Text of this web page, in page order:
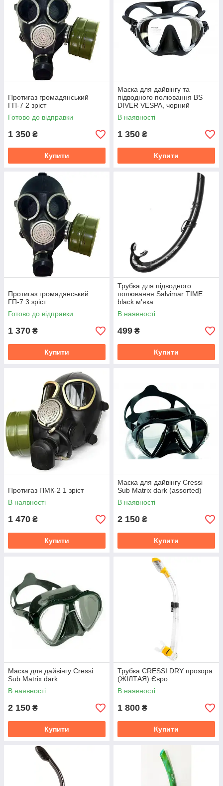
Протигаз громадянський
ГП-7 2 зріст
Готово до відправки
1 350 ₴
Купити
Маска для дайвінгу та
підводного полювання BS
DIVER VESPA, чорний
силікон, моноскло,
безрамкова
В наявності
1 350 ₴
Купити
Протигаз громадянський
ГП-7 3 зріст
Готово до відправки
1 370 ₴
Купити
Трубка для підводного
полювання Salvimar TIME
black м'яка
В наявності
499 ₴
Купити
Протигаз ПМК-2 1 зріст
В наявності
1 470 ₴
Купити
Маска для дайвінгу Cressi
Sub Matrix dark (assorted)
В наявності
2 150 ₴
Купити
Маска для дайвінгу Cressi
Sub Matrix dark
В наявності
2 150 ₴
Купити
Трубка CRESSI DRY прозора
(ЖІЛТАЯ) Євро
В наявності
1 800 ₴
Купити